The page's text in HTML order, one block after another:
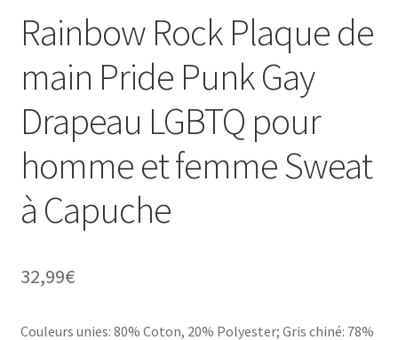
Rainbow Rock Plaque de
main Pride Punk Gay
Drapeau LGBTQ pour
homme et femme Sweat
à Capuche
32,99€
Couleurs unies: 80% Coton, 20% Polyester; Gris chiné: 78%